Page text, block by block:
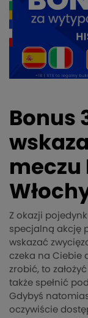
Bonus
meczu
Z okazji
specjalną akcję
wskazać
czeka na Ciebie
zrobić, to
także spełnić
Gdybyś
oczywiście